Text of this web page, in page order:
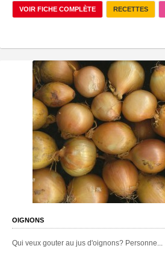
VOIR FICHE COMPLÈTE RECETTES
OIGNONS
Qui veux gouter au jus d'oignons? Personne...